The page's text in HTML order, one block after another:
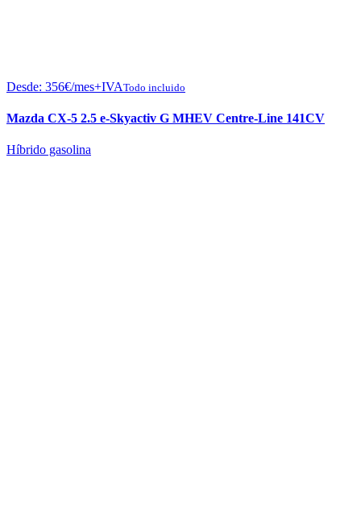
Desde: 356€/mes+IVATodo incluido
Mazda CX-5 2.5 e-Skyactiv G MHEV Centre-Line 141CV
Híbrido gasolina